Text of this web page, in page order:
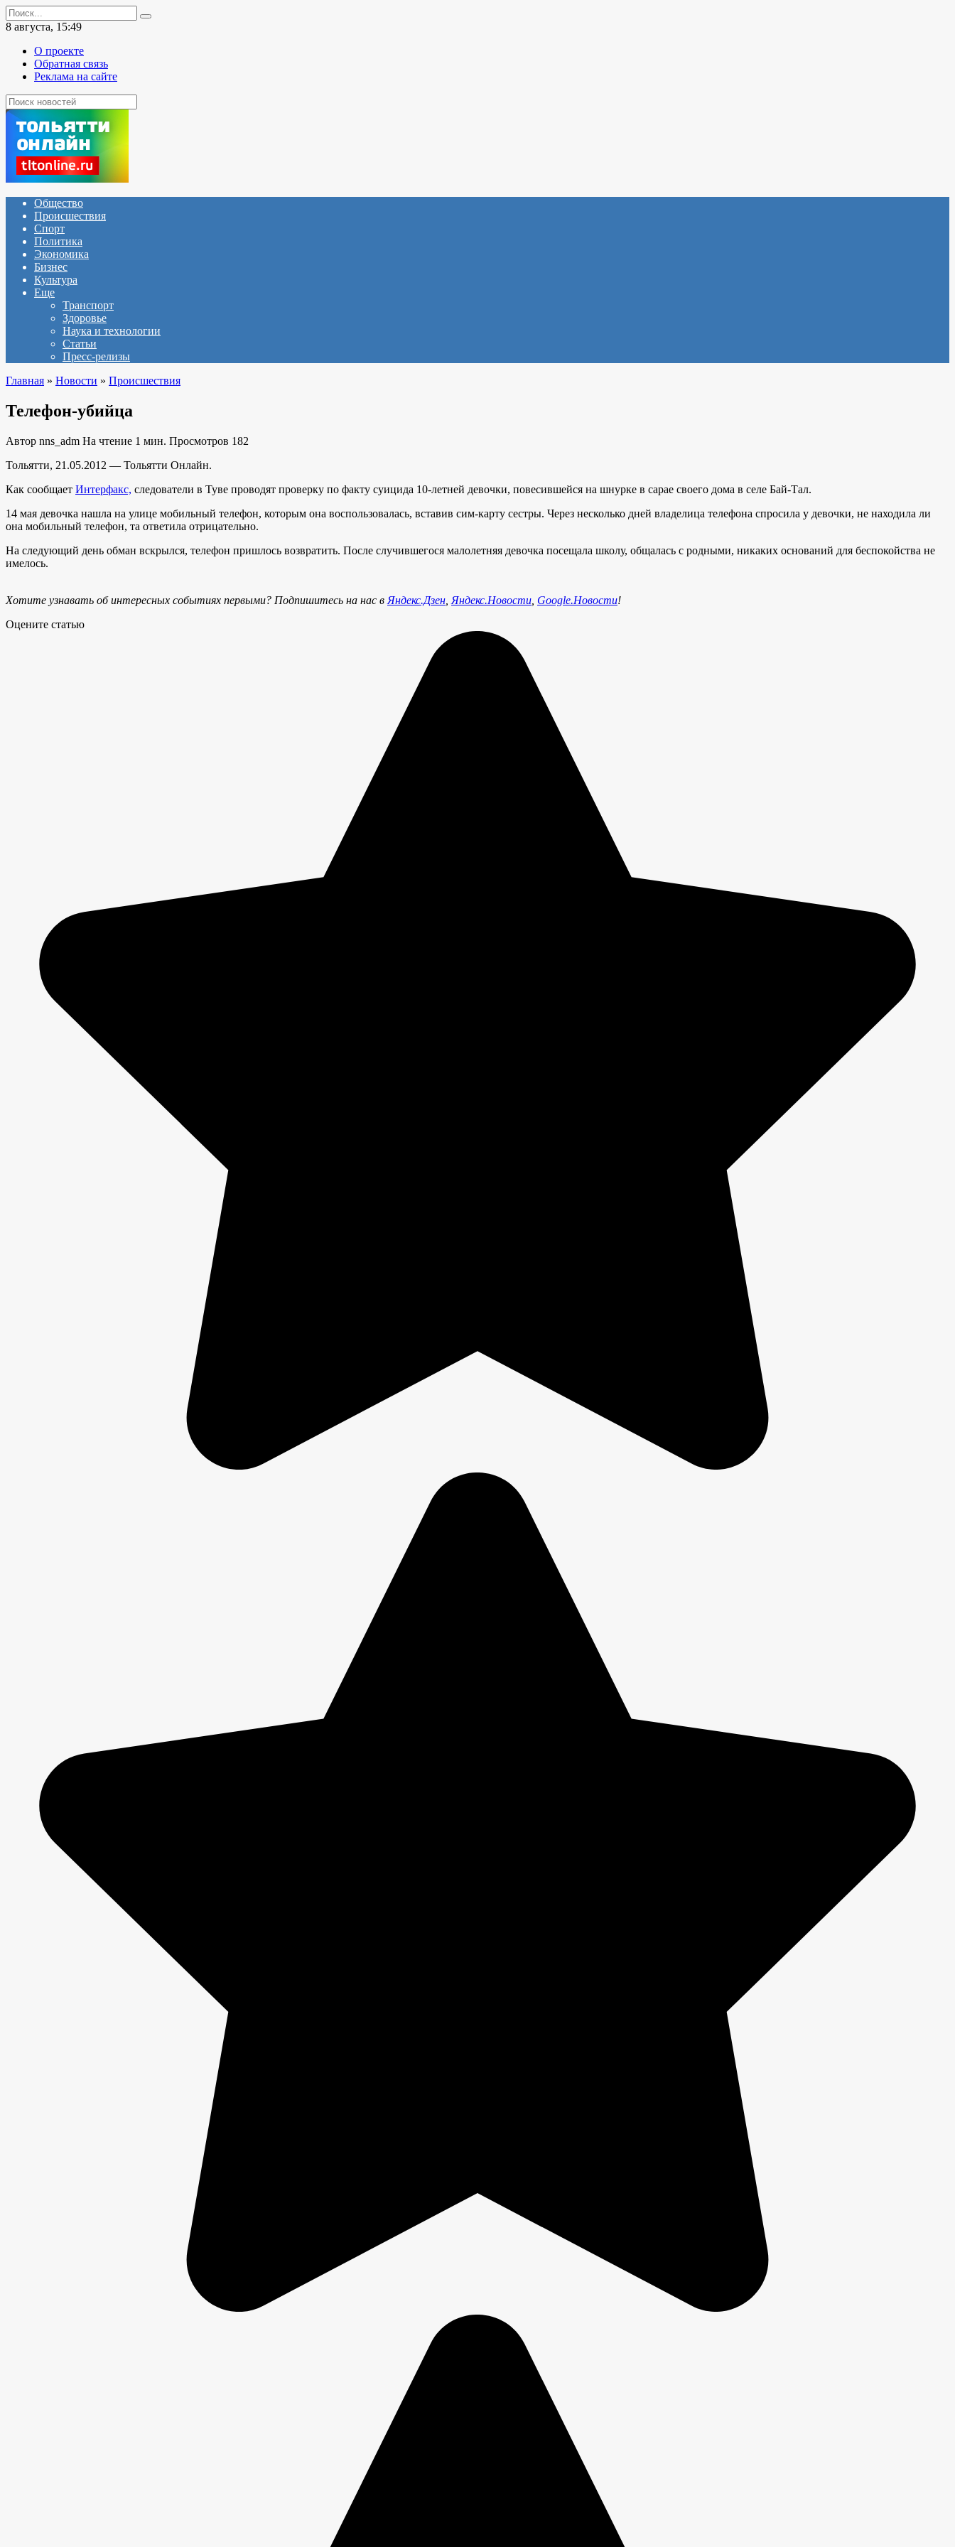
Перейти
к
содержанию
Search
for:
8 августа, 15:49
О проекте
Обратная связь
Реклама на сайте
Общество
Происшествия
Спорт
Политика
Экономика
Бизнес
Культура
Еще
Транспорт
Здоровье
Наука и технологии
Статьи
Пресс-релизы
Главная » Новости » Происшествия
Телефон-убийца
Автор nns_adm На чтение 1 мин. Просмотров 182
Тольятти, 21.05.2012 — Тольятти Онлайн.
Как сообщает Интерфакс, следователи в Туве проводят проверку по факту суицида 10-летней девочки, повесившейся на шнурке в сарае своего дома в селе Бай-Тал.
14 мая девочка нашла на улице мобильный телефон, которым она воспользовалась, вставив сим-карту сестры. Через несколько дней владелица телефона спросила у девочки, не находила ли
она мобильный телефон, та ответила отрицательно.
На следующий день обман вскрылся, телефон пришлось возвратить. После случившегося малолетняя девочка посещала школу, общалась с родными, никаких оснований для беспокойства не
имелось.
Хотите узнавать об интересных событиях первыми? Подпишитесь на нас в Яндекс.Дзен Яндекс.Новости Google.Новости!
Оцените статью